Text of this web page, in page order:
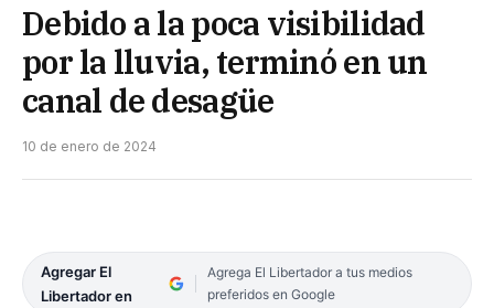
Debido a la poca visibilidad
por la lluvia, terminó en un
canal de desagüe
10 de enero de 2024
Agregar El
Libertador en
Agrega El Libertador a tus medios
preferidos en Google